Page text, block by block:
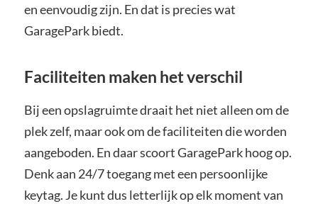
en eenvoudig zijn. En dat is precies wat
GaragePark biedt.
Faciliteiten maken het verschil
Bij een opslagruimte draait het niet alleen om de
plek zelf, maar ook om de faciliteiten die worden
aangeboden. En daar scoort GaragePark hoog op.
Denk aan 24/7 toegang met een persoonlijke
keytag. Je kunt dus letterlijk op elk moment van